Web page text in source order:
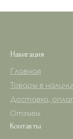
Навигация
Главная
Товары в
Доставка,
Отзывы
Контакты